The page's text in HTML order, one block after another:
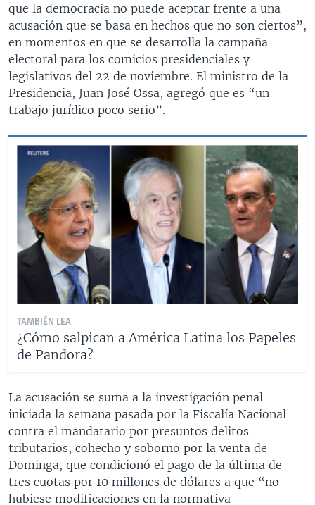
que la democracia no puede aceptar frente a una
acusación que se basa en hechos que no son ciertos”,
en momentos en que se desarrolla la campaña
electoral para los comicios presidenciales y
legislativos del 22 de noviembre. El ministro de la
Presidencia, Juan José Ossa, agregó que es “un
trabajo jurídico poco serio”.
TAMBIÉN LEA
¿Cómo salpican a América Latina los Papeles
de Pandora?
La acusación se suma a la investigación penal
iniciada la semana pasada por la Fiscalía Nacional
contra el mandatario por presuntos delitos
tributarios, cohecho y soborno por la venta de
Dominga, que condicionó el pago de la última de
tres cuotas por 10 millones de dólares a que “no
hubiese modificaciones en la normativa